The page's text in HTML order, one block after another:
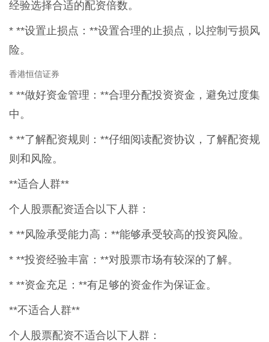
经验选择合适的配资倍数。
* **设置止损点：**设置合理的止损点，以控制亏损风
险。
香港恒信证券
* **做好资金管理：**合理分配投资资金，避免过度集
中。
* **了解配资规则：**仔细阅读配资协议，了解配资规
则和风险。
**适合人群**
个人股票配资适合以下人群：
* **风险承受能力高：**能够承受较高的投资风险。
* **投资经验丰富：**对股票市场有较深的了解。
* **资金充足：**有足够的资金作为保证金。
**不适合人群**
个人股票配资不适合以下人群：